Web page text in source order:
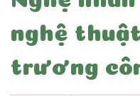
nghệ
trương